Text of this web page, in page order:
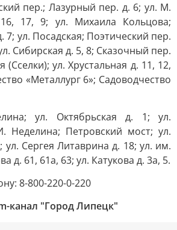
пер.; Лазурный пер. д. 6; ул. М.
17, 9; ул. Михаила Кольцова;
7; ул. Посадская; Поэтический пер.
Сибирская д. 5, 8; Сказочный пер.
(Сселки); ул. Хрустальная д. 11, 12,
«Металлург 6»; Садоводчество
ул. Октябрьская д. 1; ул.
Неделина; Петровский мост; ул.
ул. Сергея Литаврина д. 18; ул. им.
д. 61, 61а, 63; ул. Катукова д. 3а, 5.
8-800-220-0-220
канал "Город Липецк"